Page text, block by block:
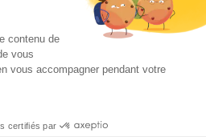
Passion © -Achat & location de vélos
vélo gravel, speedbike, vélo
contenu de
vous
vous accompagner pendant votre
certifiés par